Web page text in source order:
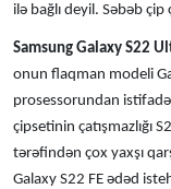
ilə bağlı deyil. Səbəb çip
Samsung Galaxy S22
onun flaqman modeli
prosessorundan
çipsetinin çatışmazlığı
tərəfindən çox yaxşı
Galaxy S22 FE ədəd